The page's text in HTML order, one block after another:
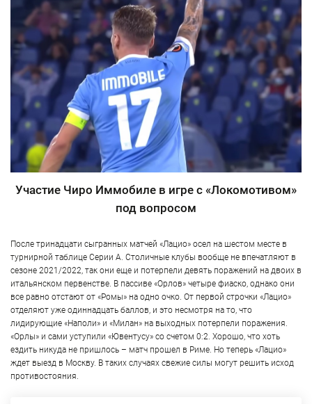
Участие Чиро Иммобиле в игре с «Локомотивом»
под вопросом
После тринадцати сыгранных матчей «Лацио» осел на шестом месте в
турнирной таблице Серии А. Столичные клубы вообще не впечатляют в
сезоне 2021/2022, так они еще и потерпели девять поражений на двоих в
итальянском первенстве. В пассиве «Орлов» четыре фиаско, однако они
все равно отстают от «Ромы» на одно очко. От первой строчки «Лацио»
отделяют уже одиннадцать баллов, и это несмотря на то, что
лидирующие «Наполи» и «Милан» на выходных потерпели поражения.
«Орлы» и сами уступили «Ювентусу» со счетом 0:2. Хорошо, что хоть
ездить никуда не пришлось – матч прошел в Риме. Но теперь «Лацио»
ждет выезд в Москву. В таких случаях свежие силы могут решить исход
противостояния.